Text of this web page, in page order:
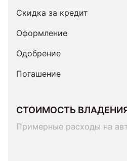
Скидка за кредит
Оформление
Одобрение
Погашение
СТОИМОСТЬ
Примерные расходы на